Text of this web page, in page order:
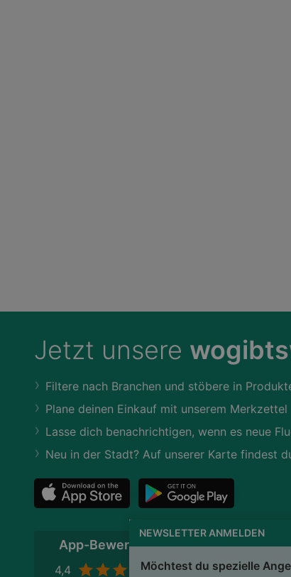
NEWSLETTER ANMELDEN
Möchtest du spezielle
Jetzt unsere
Filtere nach Branchen und stöbere in
Plane deinen Einkauf mit unserem Merkzettel
Lasse dich benachrichtigen, wenn es neue
Neu in der Stadt? Auf unserer Karte findest
App-Bewertung
4,4